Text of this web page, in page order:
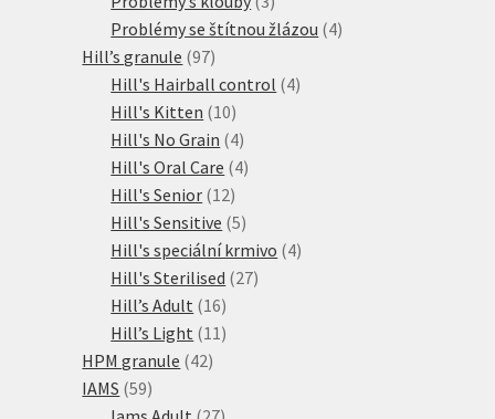
produkty
Problémy se štítnou žlázou 44
Hill’s granule 9797
produktů
Hill's Hairball control 44
Hill's Kitten 1010
produktů
Hill's No Grain 44
produkty
Hill's Oral Care 44
Hill's Senior 1212
produktů
Hill's Sensitive 55
produktů
Hill's speciální krmivo 44
Hill's Sterilised 2727
Hill’s Adult 1616
produktů
Hill’s Light 11 11
HPM granule 4242
IAMS 5959
produktů27